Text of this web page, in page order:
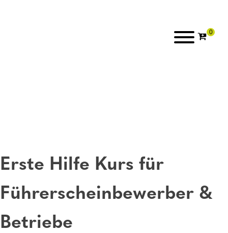
Erste Hilfe Kurs für
Führerscheinbewerber &
Betriebe